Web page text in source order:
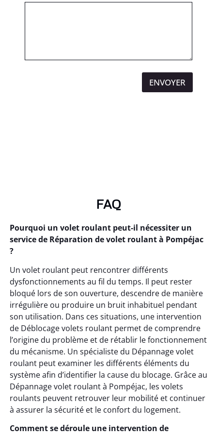
ENVOYER
FAQ
Pourquoi un volet roulant peut-il nécessiter un
service de Réparation de volet roulant à Pompéjac
?
Un volet roulant peut rencontrer différents
dysfonctionnements au fil du temps. Il peut rester
bloqué lors de son ouverture, descendre de manière
irrégulière ou produire un bruit inhabituel pendant
son utilisation. Dans ces situations, une intervention
de Déblocage volets roulant permet de comprendre
l’origine du problème et de rétablir le fonctionnement
du mécanisme. Un spécialiste du Dépannage volet
roulant peut examiner les différents éléments du
système afin d’identifier la cause du blocage. Grâce au
Dépannage volet roulant à Pompéjac, les volets
roulants peuvent retrouver leur mobilité et continuer
à assurer la sécurité et le confort du logement.
Comment se déroule une intervention de